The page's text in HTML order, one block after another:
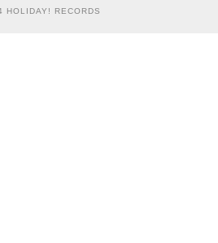
HOLIDAY! RECORDS